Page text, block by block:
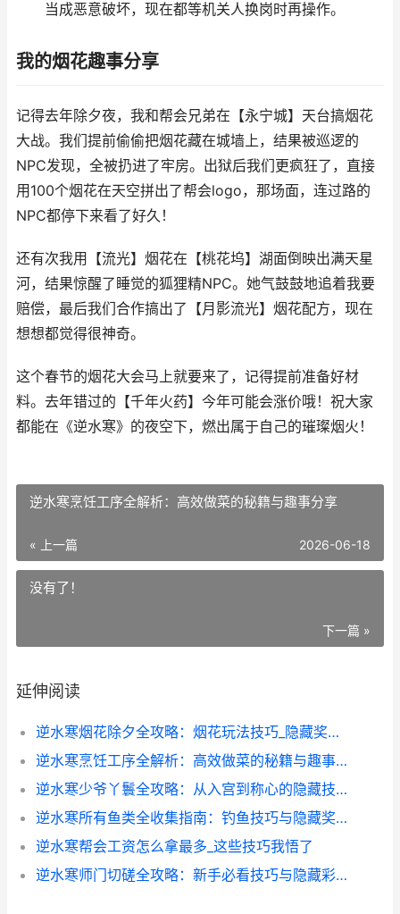
当成恶意破坏，现在都等机关人换岗时再操作。
我的烟花趣事分享
记得去年除夕夜，我和帮会兄弟在【永宁城】天台搞烟花
大战。我们提前偷偷把烟花藏在城墙上，结果被巡逻的
NPC发现，全被扔进了牢房。出狱后我们更疯狂了，直接
用100个烟花在天空拼出了帮会logo，那场面，连过路的
NPC都停下来看了好久！
还有次我用【流光】烟花在【桃花坞】湖面倒映出满天星
河，结果惊醒了睡觉的狐狸精NPC。她气鼓鼓地追着我要
赔偿，最后我们合作搞出了【月影流光】烟花配方，现在
想想都觉得很神奇。
这个春节的烟花大会马上就要来了，记得提前准备好材
料。去年错过的【千年火药】今年可能会涨价哦！祝大家
都能在《逆水寒》的夜空下，燃出属于自己的璀璨烟火！
逆水寒烹饪工序全解析：高效做菜的秘籍与趣事分享
« 上一篇 2026-06-18
没有了！
下一篇 »
延伸阅读
逆水寒烟花除夕全攻略：烟花玩法技巧_隐藏奖励全解析
逆水寒烹饪工序全解析：高效做菜的秘籍与趣事分享
逆水寒少爷丫鬟全攻略：从入宫到称心的隐藏技巧
逆水寒所有鱼类全收集指南：钓鱼技巧与隐藏奖励揭秘
逆水寒帮会工资怎么拿最多_这些技巧我悟了
逆水寒师门切磋全攻略：新手必看技巧与隐藏彩蛋